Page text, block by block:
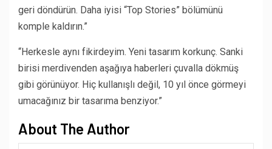
geri döndürün. Daha iyisi “Top Stories” bölümünü
komple kaldırın.”
“Herkesle aynı fikirdeyim. Yeni tasarım korkunç. Sanki
birisi merdivenden aşağıya haberleri çuvalla dökmüş
gibi görünüyor. Hiç kullanışlı değil, 10 yıl önce görmeyi
umacağınız bir tasarıma benziyor.”
About The Author